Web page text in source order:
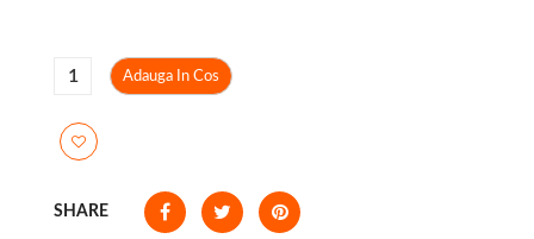
Adauga In Cos
SHARE